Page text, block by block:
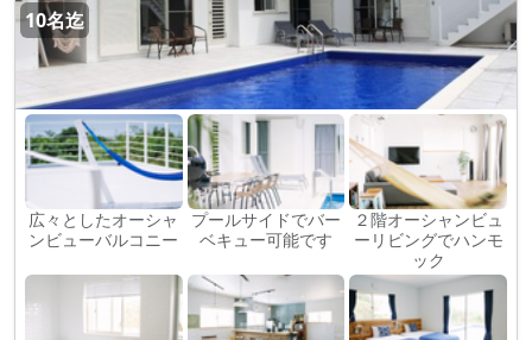
10名迄
広々としたオーシャ
ンビューバルコニー
プールサイドでバー
ベキュー可能です
２階オーシャンビュ
ーリビングでハンモ
ック